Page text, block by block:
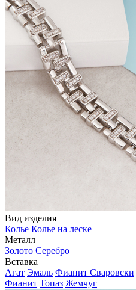
Вид изделия
Колье Колье на леске
Металл
Золото Серебро
Вставка
Агат Эмаль Фианит Сваровски
Фианит Топаз Жемчуг